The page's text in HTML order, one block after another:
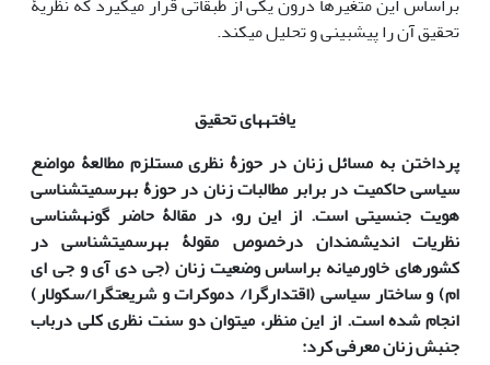
تحقیق آن را پیش‏بینی و تحلیل می­کند.
یافته­های تحقیق
پرداختن به مسائل زنان در حوزۀ نظری مستلزم مطالعۀ مواضع
سیاسی حاکمیت در برابر مطالبات زنان در حوزۀ به‏رسمیت‏شناسی
هویت جنسیتی است. از این رو، در مقالۀ حاضر گونه­شناسی
نظریات اندیشمندان درخصوص مقولۀ به­رسمیت­شناسی در
کشورهای خاورمیانه براساس وضعیت زنان (جی دی آیو جی ای
ام) و ساختار سیاسی (اقتدارگرا/ دموکرات و شریعت­گرا/سکولار)
انجام ­شده است. از این منظر، می­توان دو سنت نظری کلی درباب
جنبش زنان معرفی کرد: